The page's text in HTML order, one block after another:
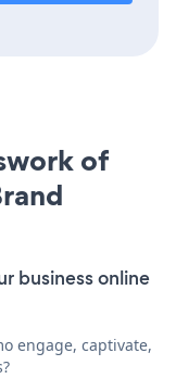
of
business online
engage, captivate,